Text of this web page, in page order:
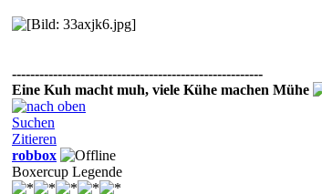
-------------------------------------------------------
Eine Kuh macht muh, viele Kühe machen Mühe
Suchen
Zitieren
robbox
Boxercup Legende